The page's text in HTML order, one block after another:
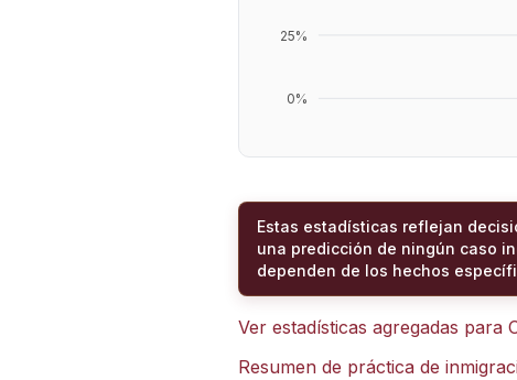
0%
25%
Estas estadísticas reflejan
una predicción de ningún caso
dependen de los hechos
Ver estadísticas agregadas para
Resumen de práctica de